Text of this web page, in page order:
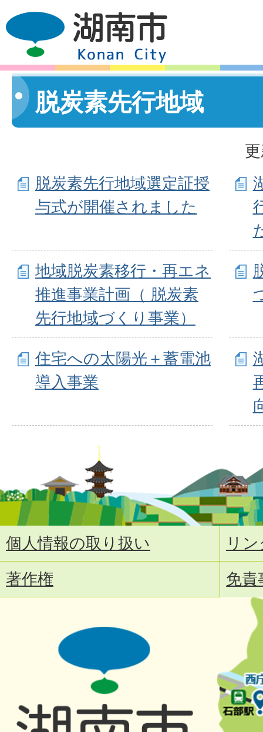
脱炭素先行地域
脱炭素先行地域選定証授
与式が開催されました
地域脱炭素移行・再エネ
推進事業計画（ 脱炭素
先行地域づくり事業）
住宅への太陽光＋蓄電池
導入事業
個人情報の取り扱い
リ
著作権
免責